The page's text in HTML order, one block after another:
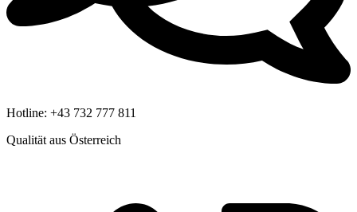
Hotline: +43 732 777 811
Qualität aus Österreich